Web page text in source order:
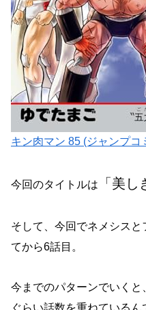
キン肉マン 85 (ジャンプコ
今回のタイトルは 「美
そして、今回でネメシス
てから6話目。
今までのパターンでいく
ぐらい話数を重ねているん